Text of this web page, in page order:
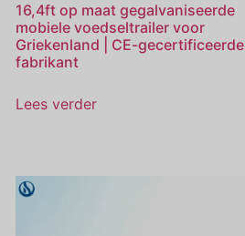
16,4ft op maat gegalvaniseerde
mobiele voedseltrailer voor
Griekenland | CE-gecertificeerde
fabrikant
Lees verder